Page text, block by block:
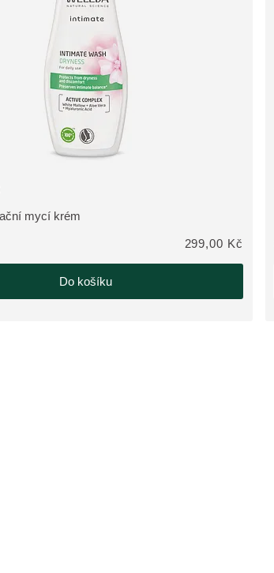
mycí krém
0 z 5 hvězdiček hodnoceno 0 zákazníky
299,00 Kč
Do košíku